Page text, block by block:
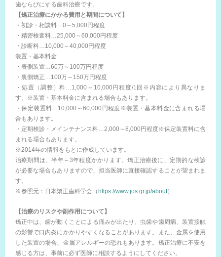
歯ならびにする歯科治療です。
【矯正治療にかかる費用と期間について】
・初診・相談料…0～5,000円程度
・精密検査料…25,000～60,000円程度
・診断料…10,000～40,000円程度
装置・基本料金
・表側装置…60万～100万円程度
・裏側矯正…100万～150万円程度
・処置（調整）料…1,000～10,000円程度/1回※内容により異なりま
す。※装置・基本料金に含まれる場合もあります。
・保定装置料…10,000～60,000円程度※装置・基本料金に含まれる場
合もあります。
・定期検診・メインテナンス料…2,000～8,000円程度※保定装置料に含
まれる場合もあります。
※2014年の情報をもとに作成しています。
治療期間は、半年～3年程度かかります。矯正治療後に、定期的な検診
が必要な場合もありますので、担当医師に直接確認することが望まれま
す。
※参照元：日本矯正歯科学会（https://www.jos.gr.jp/about）
【治療のリスクや副作用について】
矯正中は、歯が動くことによる痛みが出たり、虫歯や歯周病、装置接触
の影響で口内炎にかかりやすくなることがあります。また、金属を使用
した装置の場合、金属アレルギーの恐れもあります。矯正治療に不安を
感じる方は、事前に必ず医師に相談するようにしてください。